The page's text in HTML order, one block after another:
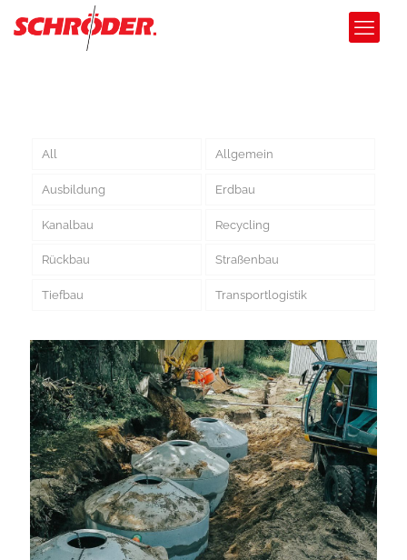
All Allgemein
Ausbildung Erdbau
Kanalbau Recycling
Rückbau Straßenbau
Tiefbau Transportlogistik